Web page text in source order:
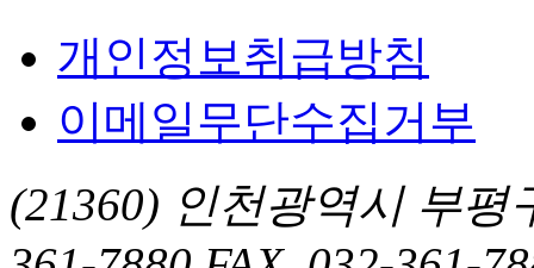
개인정보취급방침
이메일무단수집거부
(21360) 인천광역시 부평